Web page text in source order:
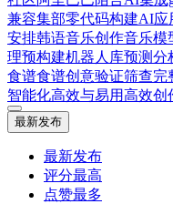
兼容集部零代码构建AI应
安排韩语音乐创作音乐模
理预构建机器人库预测分
食谱食谱创意验证筛查完
智能化高效与易用高效创
最新发布
最新发布
评分最高
点赞最多